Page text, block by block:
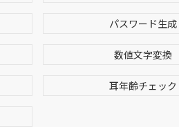
パスワード生成
数値文字変換
耳年齢チェック